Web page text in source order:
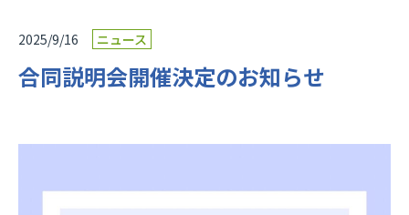
2025/9/16 ニュース
合同説明会開催決定のお知らせ